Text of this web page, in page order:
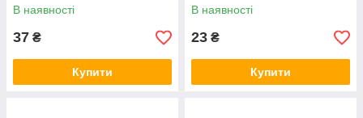
В наявності
37 ₴
Купити
В наявності
23 ₴
Купити